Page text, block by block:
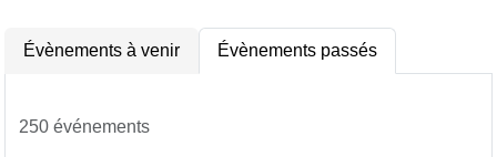
Évènements à venir Évènements passés
250 événements